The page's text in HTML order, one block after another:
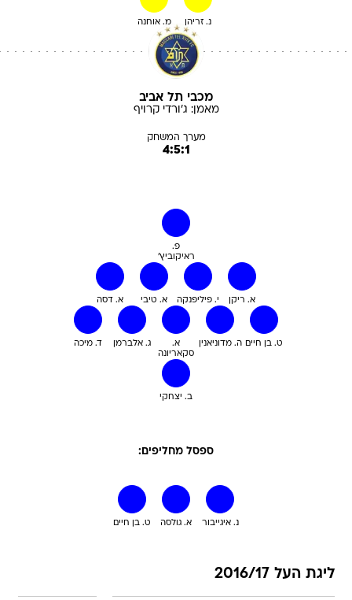
מ. אוחנה נ. זריהן
מכבי תל אביב
מאמן: ג'ורדי קרויף
מערך המשחק
4:5:1
פ.
ראיקוביץ'
א. דסה א. טיבי י. פיליפנקה א. ריקן
ד. מיכה ג. אלברמן
א.
סקאריונה
ה. מדוניאנין ט. בן חיים
ב. יצחקי
ספסל מחליפים:
ט. בן חיים א. גולסה נ. איגייבור
ליגת העל 2016/17